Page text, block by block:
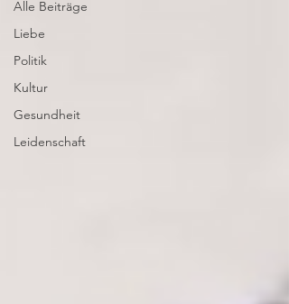
Alle Beiträge
Liebe
Politik
Kultur
Gesundheit
Leidenschaft